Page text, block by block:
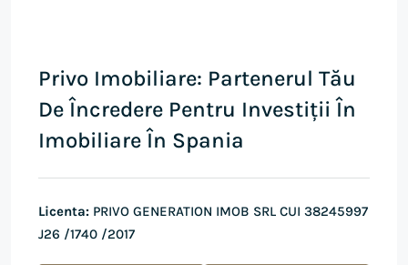
Privo Imobiliare: Partenerul Tău
De Încredere Pentru Investiții În
Imobiliare În Spania
Licenta: PRIVO GENERATION IMOB SRL CUI 38245997
J26 /1740 /2017